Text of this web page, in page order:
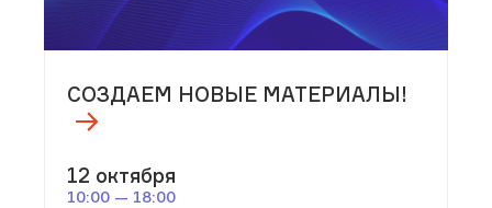
СОЗДАЕМ НОВЫЕ МАТЕРИАЛЫ!
12 октября
10:00 — 18:00